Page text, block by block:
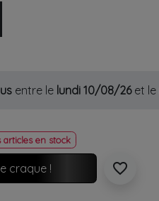
entre le lundi 10/08/26et le
articles en stock
craque ! favorite_border